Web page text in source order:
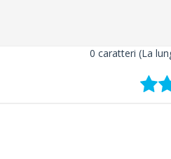
0 caratteri (La